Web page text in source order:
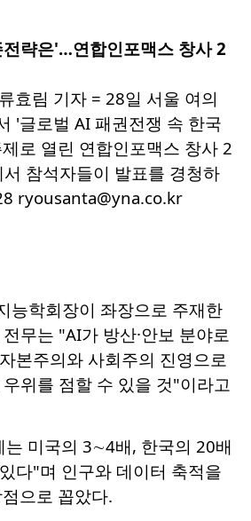
략은'…연합인포맥스 창사 2
효림 기자 = 28일 서울 여의
'글로벌 AI 패권전쟁 속 한국
로 열린 연합인포맥스 창사 2
참석자들이 발표를 경청하
ryousanta@yna.co.kr
능학회장이 좌장으로 주재한
무는 "AI가 방산·안보 분야로
본주의와 사회주의 진영으로
위를 점할 수 있을 것"이라고
는 미국의 3∼4배, 한국의 20배
다"며 인구와 데이터 축적을
으로 꼽았다.